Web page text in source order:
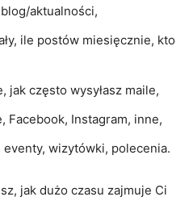
aktualności,
ile postów miesięcznie, kto
jak często wysyłasz maile,
Facebook, Instagram, inne,
wizytówki, polecenia.
jak dużo czasu zajmuje Ci